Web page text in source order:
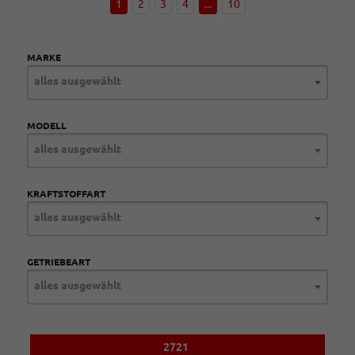
1 2 3 4 ... 10
MARKE
alles ausgewählt
MODELL
alles ausgewählt
KRAFTSTOFFART
alles ausgewählt
GETRIEBEART
alles ausgewählt
2721